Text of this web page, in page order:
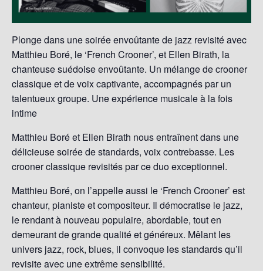
Plonge dans une soirée envoûtante de jazz revisité avec
Matthieu Boré, le ‘French Crooner’, et Ellen Birath, la
chanteuse suédoise envoûtante. Un mélange de crooner
classique et de voix captivante, accompagnés par un
talentueux groupe. Une expérience musicale à la fois
intime
Matthieu Boré et Ellen Birath nous entraînent dans une
délicieuse soirée de standards, voix contrebasse. Les
crooner classique revisités par ce duo exceptionnel.
Matthieu Boré, on l’appelle aussi le ‘French Crooner’ est
chanteur, pianiste et compositeur. Il démocratise le jazz,
le rendant à nouveau populaire, abordable, tout en
demeurant de grande qualité et généreux. Mêlant les
univers jazz, rock, blues, il convoque les standards qu’il
revisite avec une extrême sensibilité.